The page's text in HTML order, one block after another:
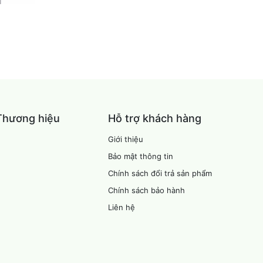
Hỗ trợ khách hàng
Giới thiệu
Bảo mật thông tin
Chính sách đổi trả sản phẩm
Chính sách bảo hành
Liên hệ
hiệu